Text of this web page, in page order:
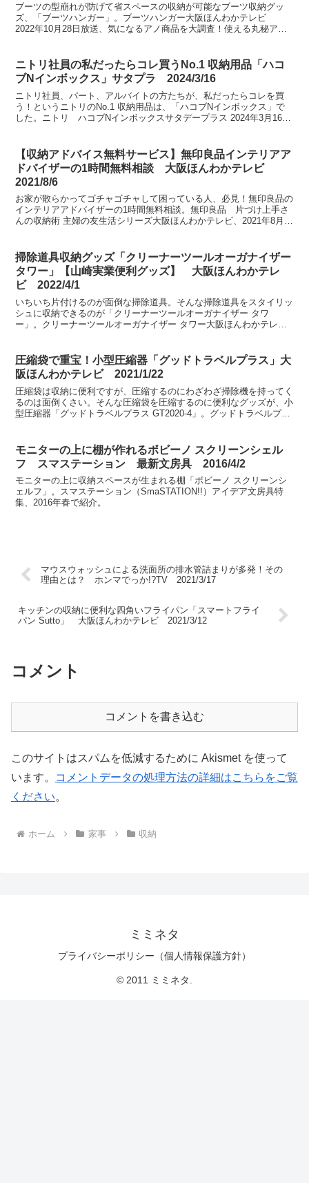
ブーツの型崩れが防げて省スペースの収納が可能なブーツ収納グッ
ズ、「ブーツハンガー」。ブーツハンガー大阪ほんわかテレビ
2022年10月28日放送、気になるアノ商品を大調査！使える丸秘アイ
ニトリ社員の私だったらコレ買うNo.1 収納用品「ハコ
ブNインボックス」サタプラ 2024/3/16
ニトリ社員、パート、アルバイトの方たちが、私だったらコレを買
う！というニトリのNo.1 収納用品は、「ハコブNインボックス」で
した。ニトリ ハコブNインボックスサタデープラス 2024年3月16日
【収納アドバイス無料サービス】無印良品インテリアア
ドバイザーの1時間無料相談 大阪ほんわかテレビ
2021/8/6
お家が散らかってゴチャゴチャして困っている人、必見！無印良品の
インテリアアドバイザーの1時間無料相談。無印良品 片づけ上手さ
んの収納術 主婦の友生活シリーズ大阪ほんわかテレビ、2021年8月6
掃除道具収納グッズ「クリーナーツールオーガナイザー
タワー」【山崎実業便利グッズ】 大阪ほんわかテレ
ビ 2022/4/1
いちいち片付けるのが面倒な掃除道具。そんな掃除道具をスタイリッ
シュに収納できるのが「クリーナーツールオーガナイザー タワ
ー」。クリーナーツールオーガナイザー タワー大阪ほんわかテレ
圧縮袋で重宝！小型圧縮器「グッドトラベルプラス」大
阪ほんわかテレビ 2021/1/22
圧縮袋は収納に便利ですが、圧縮するのにわざわざ掃除機を持ってく
るのは面倒くさい。そんな圧縮袋を圧縮するのに便利なグッズが、小
型圧縮器「グッドトラベルプラス GT2020-4」。グッドトラベルプラ
モニターの上に棚が作れるボビーノ スクリーンシェル
フ スマステーション 最新文房具 2016/4/2
モニターの上に収納スペースが生まれる棚「ボビーノ スクリーンシ
ェルフ」。スマステーション（SmaSTATION!!）アイデア文房具特
集、2016年春で紹介。
マウスウォッシュによる洗面所の排水管詰まりが多発！その
理由とは？ ホンマでっか!?TV 2021/3/17
キッチンの収納に便利な四角いフライパン「スマートフライ
パン Sutto」 大阪ほんわかテレビ 2021/3/12
コメント
コメントを書き込む
このサイトはスパムを低減するために Akismet を使って
います。
コメントデータの処理方法の詳細はこちらをご覧
ください。
ホーム 家事 収納
ミミネタ
プライバシーポリシー（個人情報保護方針）
© 2011 ミミネタ.